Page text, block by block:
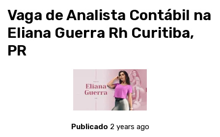
Vaga de Analista Contábil na
Eliana Guerra Rh Curitiba,
PR
Publicado 2 years ago